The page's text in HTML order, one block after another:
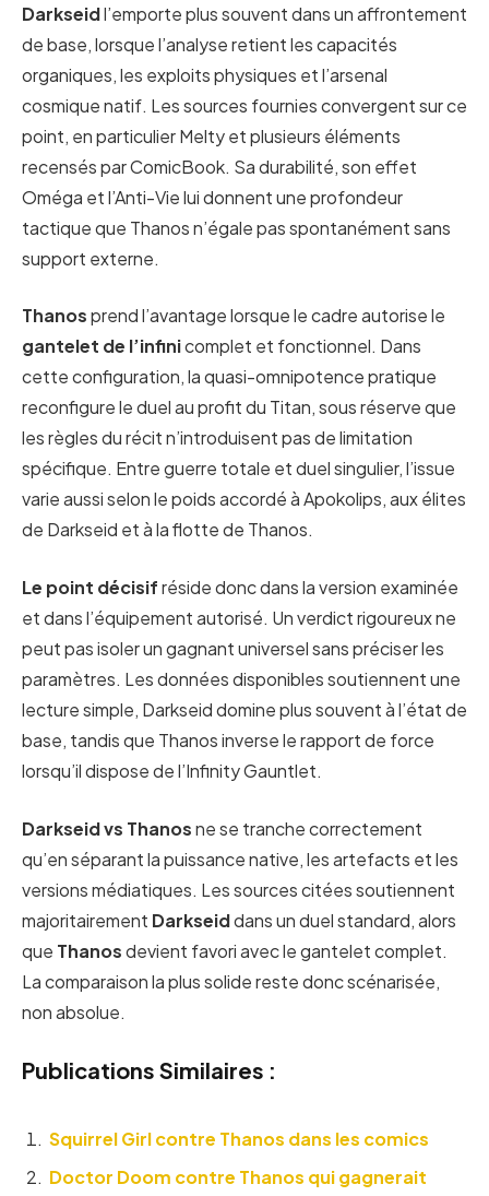
Darkseidl’emporte plus souvent dans un affrontement
de base, lorsque l’analyse retient les capacités
organiques, les exploits physiques et l’arsenal
cosmique natif. Les sources fournies convergent sur ce
point, en particulier Melty et plusieurs éléments
recensés par ComicBook. Sa durabilité, son effet
Oméga et l’Anti-Vie lui donnent une profondeur
tactique que Thanos n’égale pas spontanément sans
support externe.
Thanosprend l’avantage lorsque le cadre autorise le
gantelet de l’infinicomplet et fonctionnel. Dans
cette configuration, la quasi-omnipotence pratique
reconfigure le duel au profit du Titan, sous réserve que
les règles du récit n’introduisent pas de limitation
spécifique. Entre guerre totale et duel singulier, l’issue
varie aussi selon le poids accordé à Apokolips, aux élites
de Darkseid et à la flotte de Thanos.
Le point décisifréside donc dans la version examinée
et dans l’équipement autorisé. Un verdict rigoureux ne
peut pas isoler un gagnant universel sans préciser les
paramètres. Les données disponibles soutiennent une
lecture simple, Darkseid domine plus souvent à l’état de
base, tandis que Thanos inverse le rapport de force
lorsqu’il dispose de l’Infinity Gauntlet.
Darkseid vs Thanosne se tranche correctement
qu’en séparant la puissance native, les artefacts et les
versions médiatiques. Les sources citées soutiennent
majoritairement Darkseiddans un duel standard, alors
que Thanosdevient favori avec le gantelet complet.
La comparaison la plus solide reste donc scénarisée,
non absolue.
Publications Similaires :
Squirrel Girl contre Thanos dans les comics
Doctor Doom contre Thanos qui gagnerait